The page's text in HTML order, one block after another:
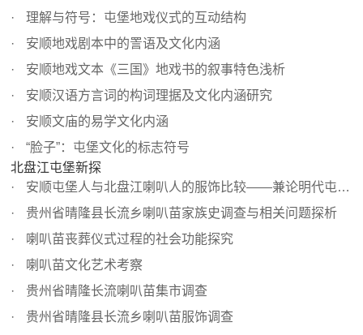
理解与符号：屯堡地戏仪式的互动结构
安顺地戏剧本中的詈语及文化内涵
安顺地戏文本《三国》地戏书的叙事特色浅析
安顺汉语方言词的构词理据及文化内涵研究
安顺文庙的易学文化内涵
“脸子”：屯堡文化的标志符号
北盘江屯堡新探
安顺屯堡人与北盘江喇叭人的服饰比较——兼论明代屯军妇女...
贵州省晴隆县长流乡喇叭苗家族史调查与相关问题探析
喇叭苗丧葬仪式过程的社会功能探究
喇叭苗文化艺术考察
贵州省晴隆长流喇叭苗集市调查
贵州省晴隆县长流乡喇叭苗服饰调查